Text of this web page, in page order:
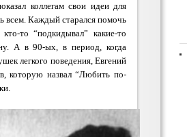
коллегам свои идеи для
всем. Каждый старался помочь
то “подкидывал” какие-то
А в 90-ых, в период, когда
легкого поведения, Евгений
которую назвал“Любить по-